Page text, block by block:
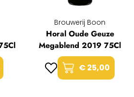
Brouwerij Boon
Horal Oude Geuze
Megablend 2019 75Cl
€ 25,00